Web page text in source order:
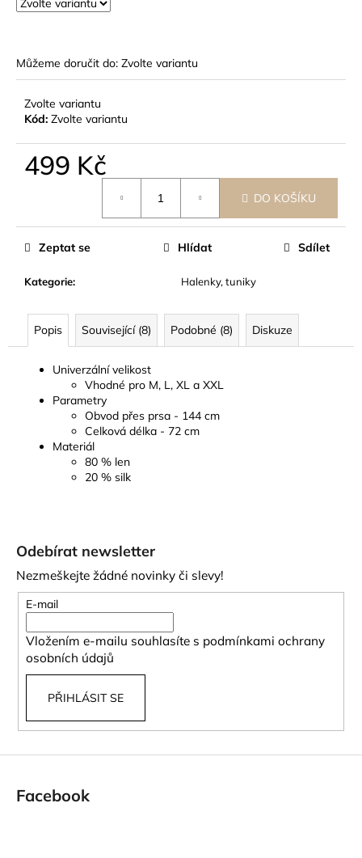
Můžeme doručit do: Zvolte variantu
Zvolte variantu
Kód: Zvolte variantu
499 Kč
DO KOŠÍKU
Kategorie: Halenky, tuniky
Zeptat se Hlídat Sdílet
Popis Související (8) Podobné (8) Diskuze
Univerzální velikost
Vhodné pro M, L, XL a XXL
Parametry
Obvod přes prsa - 144 cm
Celková délka - 72 cm
Materiál
80 % len
20 % silk
e
m
Odebírat newsletter
Nezmeškejte žádné novinky či slevy!
E-mail
Vložením e-mailu souhlasíte s podmínkami ochrany
osobních údajů
PŘIHLÁSIT SE
Facebook